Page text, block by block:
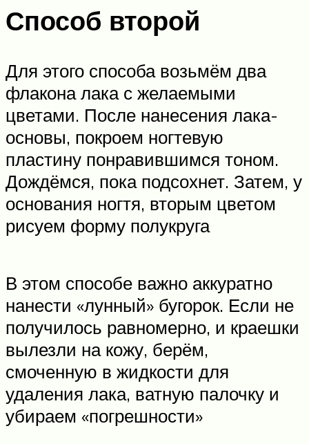
Способ второй
Для этого способа возьмём два
флакона лака с желаемыми
цветами. После нанесения лака-
основы, покроем ногтевую
пластину понравившимся тоном.
Дождёмся, пока подсохнет. Затем, у
основания ногтя, вторым цветом
рисуем форму полукруга
В этом способе важно аккуратно
нанести «лунный» бугорок. Если не
получилось равномерно, и краешки
вылезли на кожу, берём,
смоченную в жидкости для
удаления лака, ватную палочку и
убираем «погрешности»